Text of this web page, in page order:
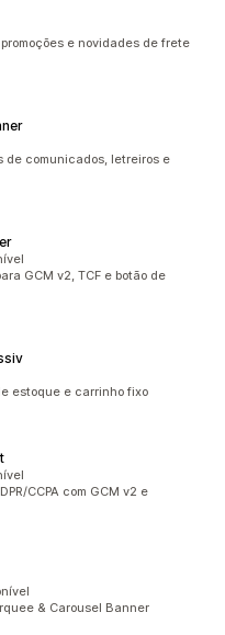
e novidades de frete
de comunicados, letreiros e
GCM v2, TCF e botão de
estoque e carrinho fixo
CCPA com GCM v2 e
& Carousel Banner